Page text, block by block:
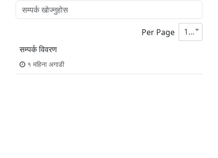
Per Page
10
सम्पर्क विवरण
१ महिना अगाडी